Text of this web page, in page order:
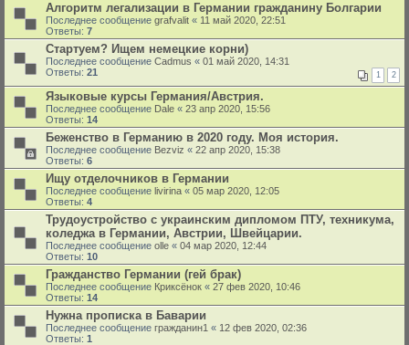
Алгоритм легализации в Германии гражданину Болгарии
Последнее сообщение grafvalit « 11 май 2020, 22:51
Ответы: 7
Стартуем? Ищем немецкие корни)
Последнее сообщение Cadmus « 01 май 2020, 14:31
Ответы: 21 1 2
Языковые курсы Германия/Австрия.
Последнее сообщение Dale « 23 апр 2020, 15:56
Ответы: 14
Беженство в Германию в 2020 году. Моя история.
Последнее сообщение Bezviz « 22 апр 2020, 15:38
Ответы: 6
Ищу отделочников в Германии
Последнее сообщение livirina « 05 мар 2020, 12:05
Ответы: 4
Трудоустройство с украинским дипломом ПТУ, техникума,
коледжа в Германии, Австрии, Швейцарии.
Последнее сообщение olle « 04 мар 2020, 12:44
Ответы: 10
Гражданство Германии (гей брак)
Последнее сообщение Криксёнок « 27 фев 2020, 10:46
Ответы: 14
Нужна прописка в Баварии
Последнее сообщение гражданин1 « 12 фев 2020, 02:36
Ответы: 1